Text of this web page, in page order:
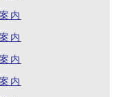
内
内
内
内